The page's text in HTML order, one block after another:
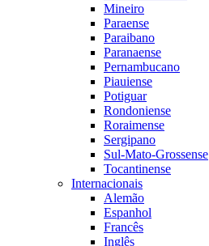
Mineiro
Paraense
Paraibano
Paranaense
Pernambucano
Piauiense
Potiguar
Rondoniense
Roraimense
Sergipano
Sul-Mato-Grossense
Tocantinense
Internacionais
Alemão
Espanhol
Francês
Inglês